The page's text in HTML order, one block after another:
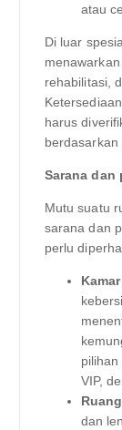
atau
Di luar
rehabilitasi,
harus
berdasarkan
Sarana dan
Mutu suatu
sarana dan
perlu
VIP,
dan